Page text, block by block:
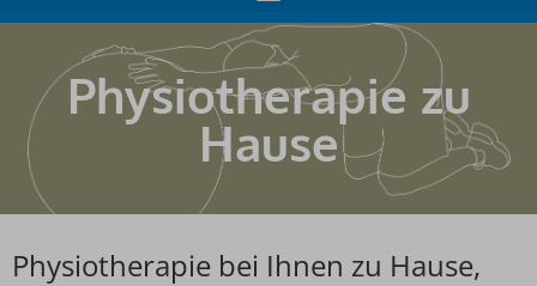
Physiotherapie zu
Hause
Physiotherapie bei Ihnen zu Hause,